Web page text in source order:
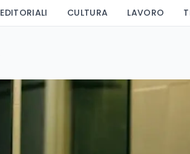
EDITORIALI CULTURA LAVORO